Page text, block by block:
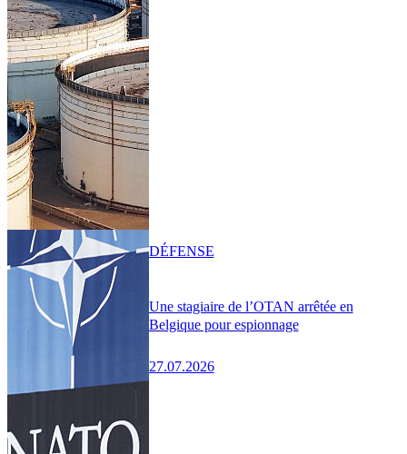
Une stagiaire de l’OTAN arrêtée en
Belgique pour espionnage
27.07.2026
DÉFENSE